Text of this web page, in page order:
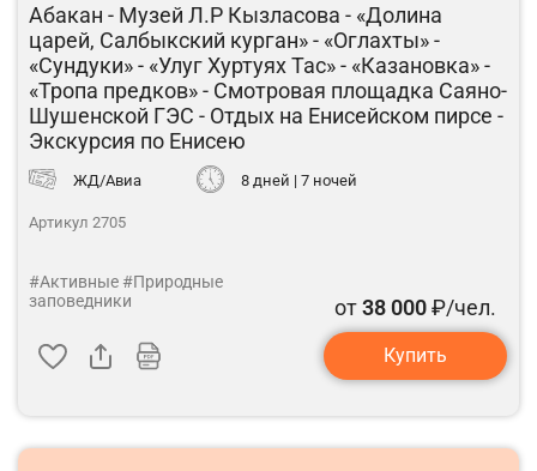
Абакан - Музей Л.Р Кызласова - «Долина
царей, Салбыкский курган» - «Оглахты» -
«Сундуки» - «Улуг Хуртуях Тас» - «Казановка» -
«Тропа предков» - Смотровая площадка Саяно-
Шушенской ГЭС - Отдых на Енисейском пирсе -
Экскурсия по Енисею
ЖД/Авиа 8 дней | 7 ночей
Артикул 2705
#Активные #Природные
заповедники
от38 000₽/чел.
Купить